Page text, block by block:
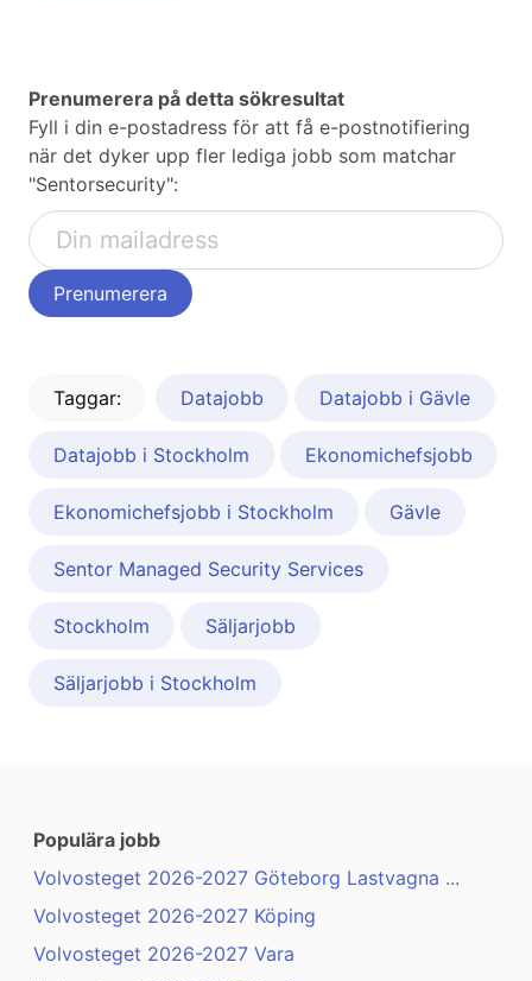
Prenumerera på detta sökresultat
Fyll i din e-postadress för att få e-postnotifiering
när det dyker upp fler lediga jobb som matchar
"Sentorsecurity":
Taggar: Datajobb Datajobb i Gävle
Datajobb i Stockholm Ekonomichefsjobb
Ekonomichefsjobb i Stockholm Gävle
Sentor Managed Security Services
Stockholm Säljarjobb
Säljarjobb i Stockholm
Populära jobb
Volvosteget 2026-2027 Göteborg Lastvagna ...
Volvosteget 2026-2027 Köping
Volvosteget 2026-2027 Vara